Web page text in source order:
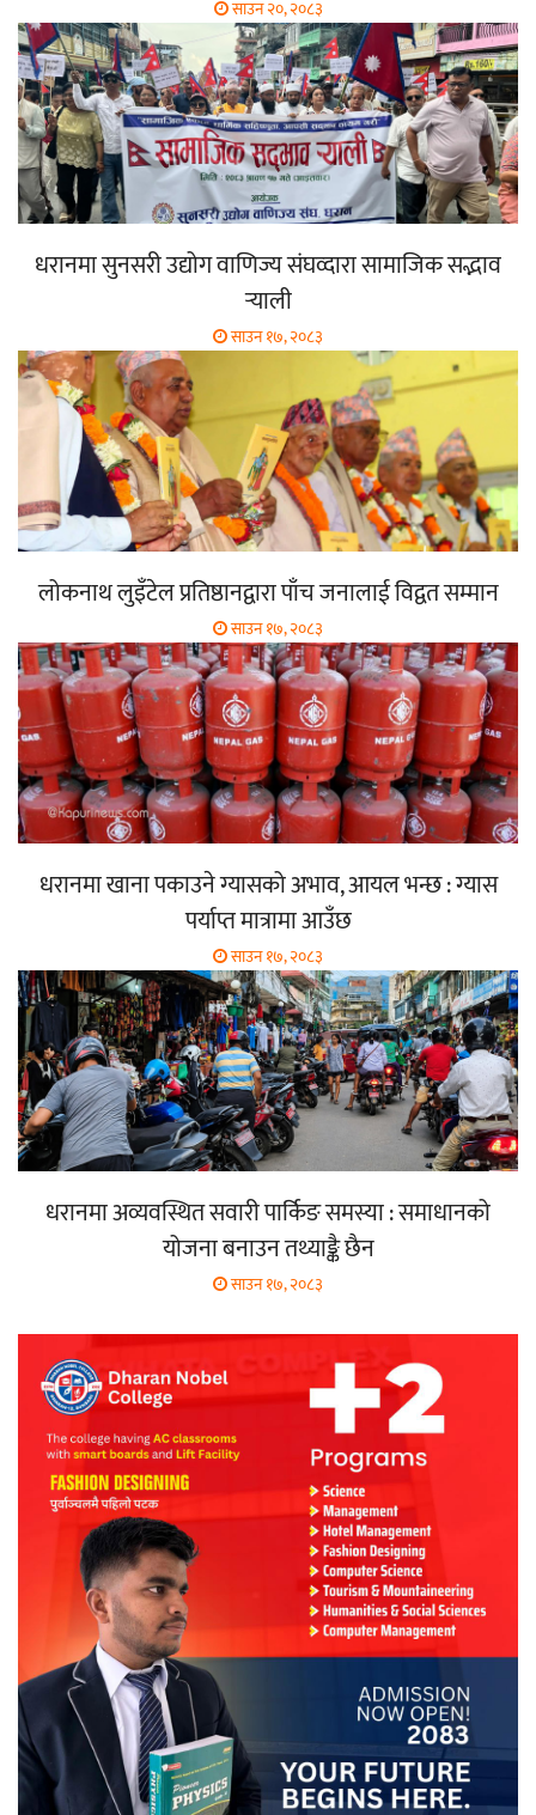
साउन २०, २०८३
धरानमा सुनसरी उद्योग वाणिज्य संघव्दारा सामाजिक सद्भाव
र्‍याली
साउन १७, २०८३
लोकनाथ लुइँटेल प्रतिष्ठानद्वारा पाँच जनालाई विद्वत सम्मान
साउन १७, २०८३
धरानमा खाना पकाउने ग्यासको अभाव, आयल भन्छ : ग्यास
पर्याप्त मात्रामा आउँछ
साउन १७, २०८३
धरानमा अव्यवस्थित सवारी पार्किङ समस्या : समाधानको
योजना बनाउन तथ्याङ्कै छैन
साउन १७, २०८३